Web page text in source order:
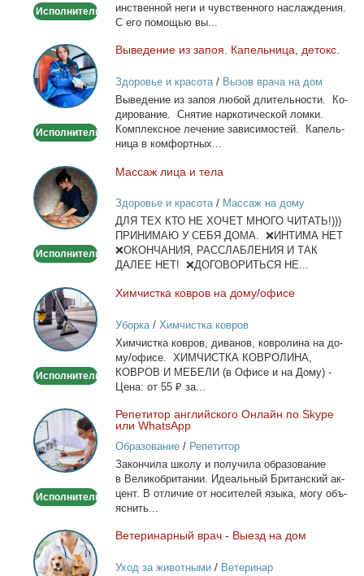
Исполнитель
ин­ствен­ной неги и чув­ствен­но­го на­сла­жде­ния.
С его по­мо­щью вы...
Выведение
из
запоя.
Капельница,
Исполнитель
Вы­ве­де­ние из за­поя. Ка­пель­ни­ца, де­токс.
Здоровье и красота/ Вызов врача на дом
Вы­ве­де­ние из за­поя лю­бой дли­тель­но­сти. Ко­
ди­ро­ва­ние. Сня­тие нар­ко­ти­че­ской лом­ки.
Ком­плекс­ное ле­че­ние за­ви­си­мо­стей. Ка­пель­
ни­ца в ком­форт­ных...
Массаж
лица
и
тела
Исполнитель
Мас­саж ли­ца и те­ла
Здоровье и красота/ Массаж на дому
ДЛЯ ТЕХ КТО НЕ ХОЧЕТ МНОГО ЧИТАТЬ!)))
ПРИНИМАЮ У СЕБЯ ДОМА. ❌ИНТИМА НЕТ
❌ОКОНЧАНИЯ, РАССЛАБЛЕНИЯ И ТАК
ДАЛЕЕ НЕТ! ❌ДОГОВОРИТЬСЯ НЕ...
Химчистка
ковров
на
дому/
Исполнитель
Хим­чист­ка ков­ров на до­му/офи­се
Уборка/ Химчистка ковров
Хим­чист­ка ков­ров, ди­ва­нов, ков­ро­ли­на на до­
му/офи­се. ХИМЧИСТКА КОВРОЛИНА,
КОВРОВ И МЕБЕЛИ (в Офи­се и на До­му) -
Це­на: от 55 ₽ за...
Репетитор
английского
Онлайн
по
или
Исполнитель
Ре­пе­ти­тор ан­глий­ско­го Он­лайн по Skype
или WhatsApp
Образование/ Репетитор
За­кон­чи­ла шко­лу и по­лу­чи­ла об­ра­зо­ва­ние
в Ве­ли­ко­бри­та­нии. Иде­аль­ный Бри­тан­ский ак­
цент. В от­ли­чие от но­си­те­лей язы­ка, мо­гу объ­
яс­нить...
Ветеринарный
врач
-
Ве­те­ри­нар­ный врач - Вы­езд на дом
Уход за животными/ Ветеринар